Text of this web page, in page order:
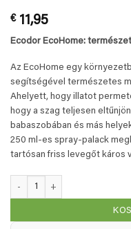
az 5-ből,
alapján
€11,95
Ecodor EcoHome:
Az EcoHome egy
segítségével természetes
Ahelyett, hogy illatot
hogy a szag teljesen
babaszobában és más
250 ml-es spray-palack
tartósan friss levegőt káros